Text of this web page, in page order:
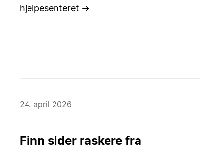
hjelpesenteret →
24. april 2026
Finn sider raskere fra